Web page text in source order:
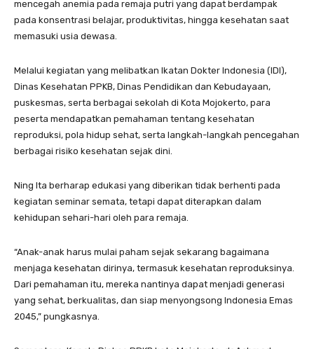
mencegah anemia pada remaja putri yang dapat berdampak
pada konsentrasi belajar, produktivitas, hingga kesehatan saat
memasuki usia dewasa.
Melalui kegiatan yang melibatkan Ikatan Dokter Indonesia (IDI),
Dinas Kesehatan PPKB, Dinas Pendidikan dan Kebudayaan,
puskesmas, serta berbagai sekolah di Kota Mojokerto, para
peserta mendapatkan pemahaman tentang kesehatan
reproduksi, pola hidup sehat, serta langkah-langkah pencegahan
berbagai risiko kesehatan sejak dini.
Ning Ita berharap edukasi yang diberikan tidak berhenti pada
kegiatan seminar semata, tetapi dapat diterapkan dalam
kehidupan sehari-hari oleh para remaja.
“Anak-anak harus mulai paham sejak sekarang bagaimana
menjaga kesehatan dirinya, termasuk kesehatan reproduksinya.
Dari pemahaman itu, mereka nantinya dapat menjadi generasi
yang sehat, berkualitas, dan siap menyongsong Indonesia Emas
2045,” pungkasnya.